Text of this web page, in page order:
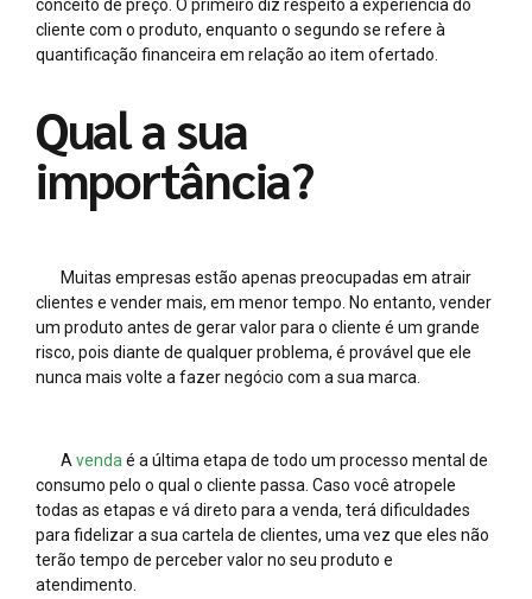
conceito de preço. O primeiro diz respeito à experiência do
cliente com o produto, enquanto o segundo se refere à
quantificação financeira em relação ao item ofertado.
Qual a sua
importância?
Muitas empresas estão apenas preocupadas em atrair
clientes e vender mais, em menor tempo. No entanto, vender
um produto antes de gerar valor para o cliente é um grande
risco, pois diante de qualquer problema, é provável que ele
nunca mais volte a fazer negócio com a sua marca.
A venda é a última etapa de todo um processo mental de
consumo pelo o qual o cliente passa. Caso você atropele
todas as etapas e vá direto para a venda, terá dificuldades
para fidelizar a sua cartela de clientes, uma vez que eles não
terão tempo de perceber valor no seu produto e
atendimento.